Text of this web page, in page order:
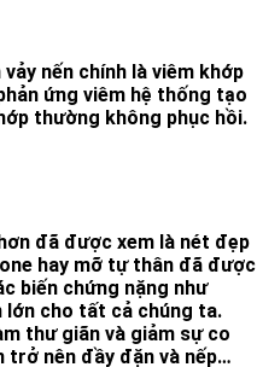
nến chính là viêm khớp
ứng viêm hệ thống tạo
thường không phục hồi.
đã được xem là nét đẹp
hay mỡ tự thân đã được
biến chứng nặng như
lớn cho tất cả chúng ta.
thư giãn và giảm sự co
nên đầy đặn và nếp